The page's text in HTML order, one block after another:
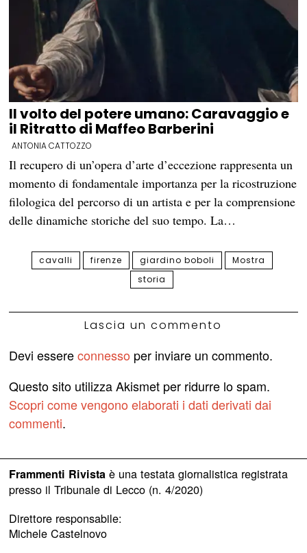
Il volto del potere umano: Caravaggio e
il Ritratto di Maffeo Barberini
ANTONIA CATTOZZO
Il recupero di un’opera d’arte d’eccezione rappresenta un
momento di fondamentale importanza per la ricostruzione
filologica del percorso di un artista e per la comprensione
delle dinamiche storiche del suo tempo. La…
cavalli firenze giardino boboli
Mostra
storia
Lascia un commento
Devi essereconnesso per inviare un commento.
Questo sito utilizza Akismet per ridurre lo spam.
Scopri come vengono elaborati i dati derivati dai
commenti.
Frammenti Rivistaè una testata giornalistica registrata
presso il Tribunale di Lecco (n. 4/2020)
Direttore responsabile:
Michele Castelnovo